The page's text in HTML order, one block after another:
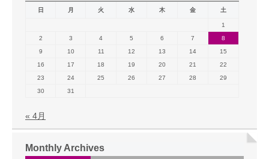
日 月 火 水 木 金 土
1
2
3 4 5 6 7
8
9
10 11 12 13 14
15
16
17 18 19 20 21
22
23
24 25 26 27 28
29
30
31
« 4月
Monthly Archives